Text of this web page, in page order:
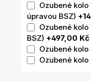
Ozubené
úpravou BSZ)
Ozubené
BSZ) +497,00 Kč
Ozubené kolo
Ozubené kolo